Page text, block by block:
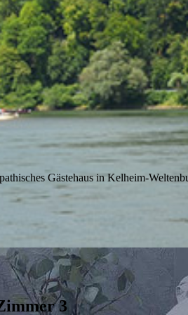
Gästehaus in Kelheim-
3